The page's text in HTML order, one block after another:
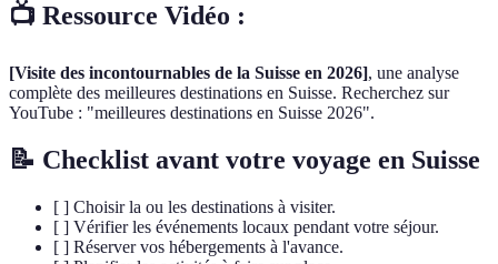
📺 Ressource Vidéo :
[Visite des incontournables de la Suisse en 2026], une analyse
complète des meilleures destinations en Suisse. Recherchez sur
YouTube : "meilleures destinations en Suisse 2026".
📝 Checklist avant votre voyage en Suisse
[ ] Choisir la ou les destinations à visiter.
[ ] Vérifier les événements locaux pendant votre séjour.
[ ] Réserver vos hébergements à l'avance.